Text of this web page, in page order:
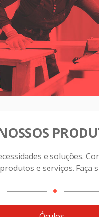
e soluções.
e serviços. Faça